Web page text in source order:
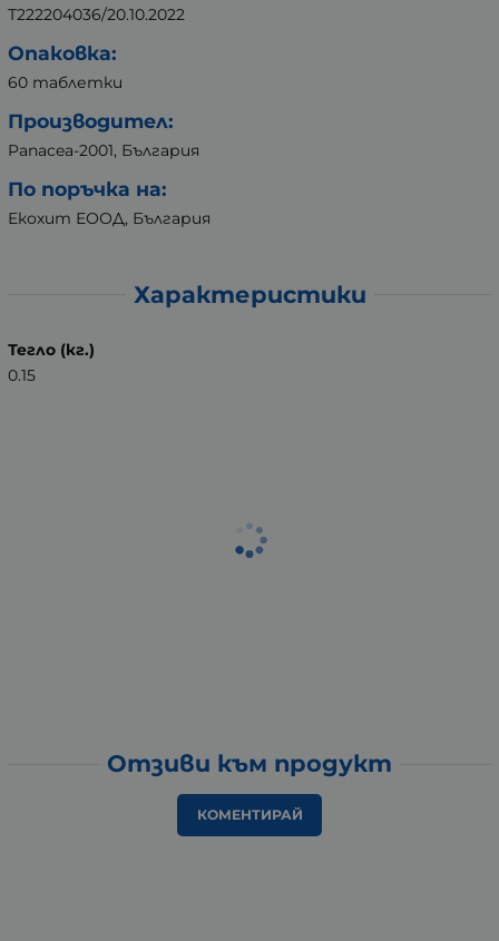
Т222204036/20.10.2022
Опаковка:
60 таблетки
Производител:
Panacea-2001, България
По поръчка на:
Екохит ЕООД, България
Характеристики
Тегло (кг.)
0.15
Отзиви към продукт
КОМЕНТИРАЙ